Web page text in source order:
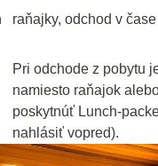
raňajky, odchod v
Pri odchode z pobytu
namiesto raňajok
poskytnúť Lunch-
nahlásiť vopred).